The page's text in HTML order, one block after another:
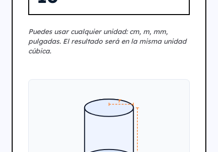
Puedes usar cualquier unidad: cm, m, mm,
pulgadas. El resultado será en la misma unidad
cúbica.
r